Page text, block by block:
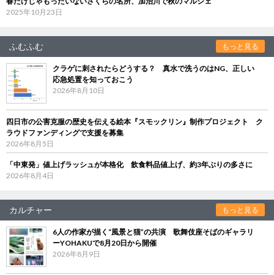
2025年10月23日
ふむふむ もっと見る
クラゲに刺されたらどうする？ 真水で洗うのはNG、正しい
応急処置を知っておこう
2026年8月10日
四日市の公害克服の歴史を伝える絵本『スモックリン』制作プロジェクト ク
ラウドファンディングで支援を募集
2026年8月5日
「中東発」値上げラッシュが本格化 飲食料品値上げ、約3年ぶりの多さに
2026年8月4日
カルチャー もっと見る
6人の作家が描く“風景と猫”の共演 歌舞伎座そばのギャラリ
ーYOHAKUで8月20日から開催
2026年8月9日